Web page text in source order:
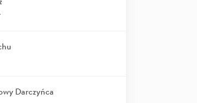
Darczyńca